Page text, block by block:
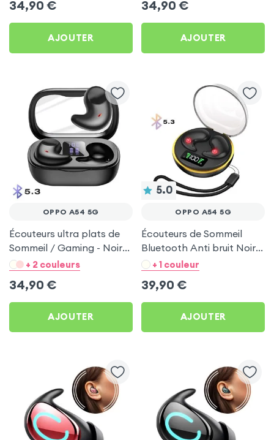
34,90 €
AJOUTER
34,90 €
AJOUTER
OPPO A54 5G
Écouteurs ultra plats de
Sommeil / Gaming - Noir
pour Oppo A54 5G
+ 2 couleurs
34,90 €
AJOUTER
5.0
OPPO A54 5G
Écouteurs de Sommeil
Bluetooth Anti bruit Noir
pour Oppo A54 5G
+ 1 couleur
39,90 €
AJOUTER